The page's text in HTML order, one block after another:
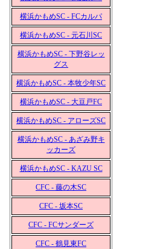
横浜かもめSC - FCカルパ
横浜かもめSC - 元石川SC
横浜かもめSC - 下野谷レッ
グス
横浜かもめSC - 本牧少年SC
横浜かもめSC - 大豆戸FC
横浜かもめSC - アローズSC
横浜かもめSC - あざみ野キ
ッカーズ
横浜かもめSC - KAZU SC
CFC - 藤の木SC
CFC - 坂本SC
CFC - FCサンダーズ
CFC - 鶴見東FC